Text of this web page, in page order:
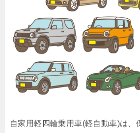
自家用軽四輪乗用車(軽自動車)は、